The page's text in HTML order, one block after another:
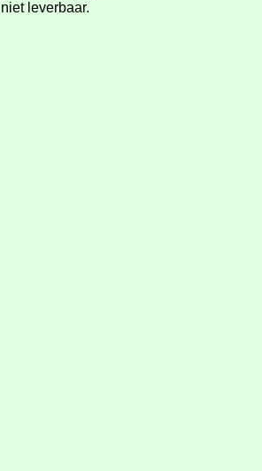
niet leverbaar.